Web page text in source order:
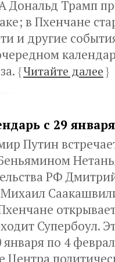
Трамп
в Пхенчане
и другие
{Читайте далее}
с 29
Путин
РФ
Михаил
Супербоул.
по 4